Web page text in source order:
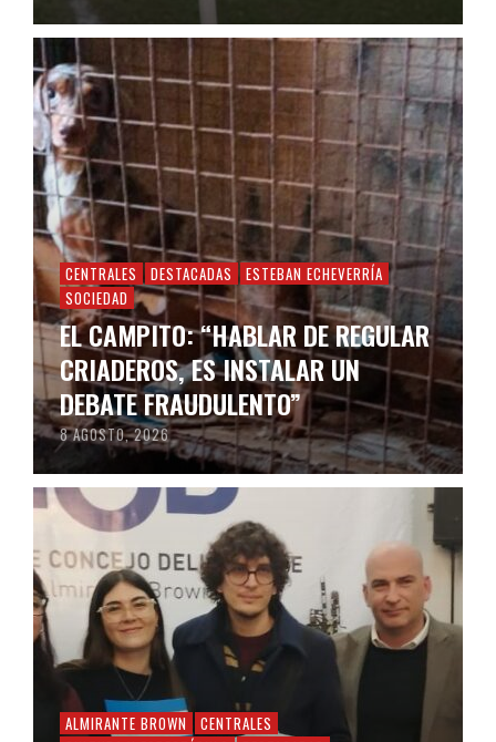
CENTRALES DESTACADAS
ESTEBAN ECHEVERRÍA
SOCIEDAD
EL CAMPITO: “HABLAR DE REGULAR
CRIADEROS, ES INSTALAR UN
DEBATE FRAUDULENTO”
8 AGOSTO, 2026
ALMIRANTE BROWN
CENTRALES